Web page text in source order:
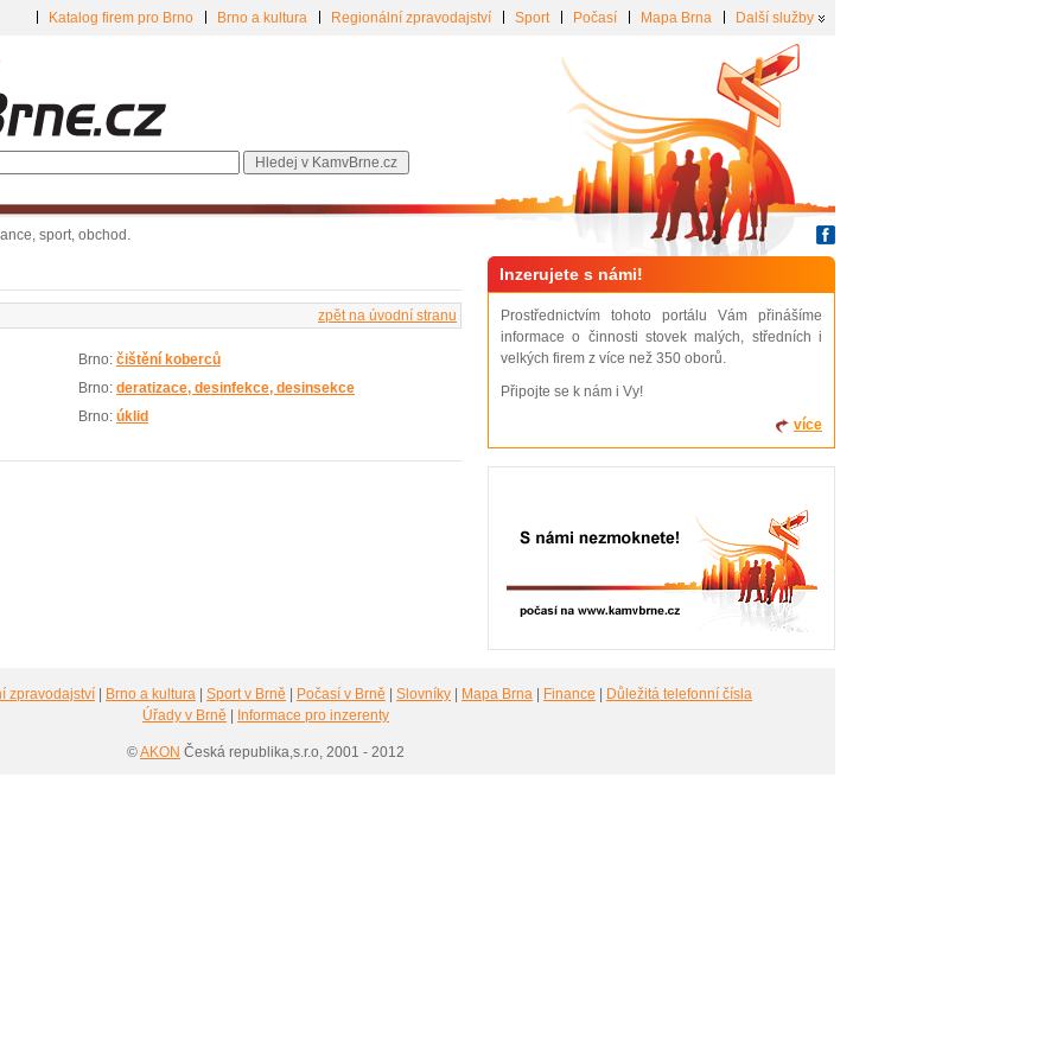
sport, obchod.
Další služby
Mapa Brna
Počasí
Sport
Regionální zpravodajství
Brno a kultura
Katalog firem pro Brno
zpět na úvodní stranu
Brno: čištění koberců
Brno: deratizace, desinfekce, desinsekce
Brno: úklid
Inzerujete s námi!
Prostřednictvím tohoto portálu Vám přinášíme
informace o činnosti stovek malých, středních i
velkých firem z více než 350 oborů.
Připojte se k nám i Vy!
více
zpravodajství Brno a kultura Sport v Brně Počasí v Brně Slovníky Mapa Brna Finance
Důležitá telefonní čísla
Úřady v Brně
Informace pro inzerenty
©AKON Česká republika,s.r.o, 2001 - 2012